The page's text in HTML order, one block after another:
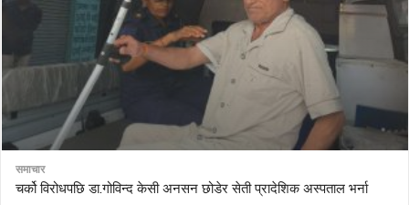
समाचार
चर्को विरोधपछि डा.गोविन्द केसी अनसन छोडेर सेती प्रादेशिक अस्पताल भर्ना